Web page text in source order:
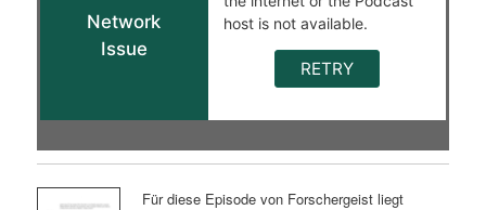
Für diese Episode von Forschergeist liegt